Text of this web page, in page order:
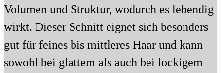
Volumen und Struktur, wodurch es lebendig
wirkt. Dieser Schnitt eignet sich besonders
gut für feines bis mittleres Haar und kann
sowohl bei glattem als auch bei lockigem